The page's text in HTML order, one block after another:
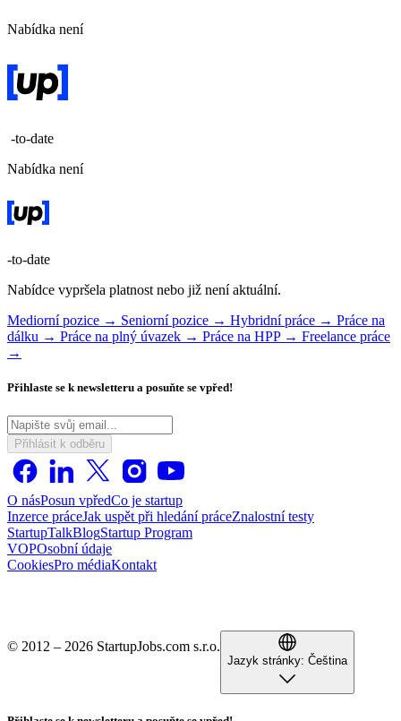
Nabídka není
-to-date
Nabídka není
-to-date
Nabídce vypršela platnost nebo již není aktuální.
Mediorní pozice → Seniorní pozice → Hybridní práce → Práce na
dálku → Práce na plný úvazek → Práce na HPP → Freelance práce
→
Přihlaste se k newsletteru a posuňte se vpřed!
Přihlásit k odběru
O násPosun vpředCo je startup
Inzerce práceJak uspět při hledání práceZnalostní testy
StartupTalkBlogStartup Program
VOPOsobní údaje
CookiesPro médiaKontakt
© 2012 – 2026 StartupJobs.com s.r.o.
Jazyk stránky: Čeština